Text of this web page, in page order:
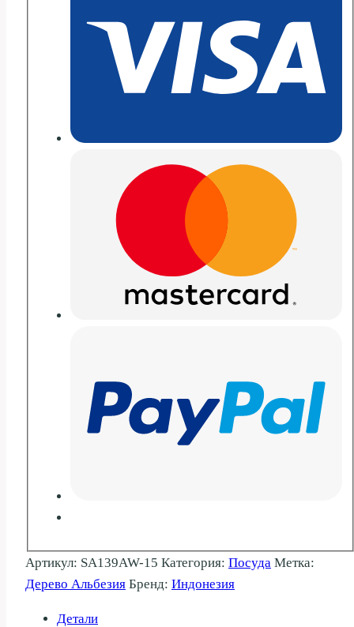
Артикул: SA139AW-15 Категория: Посуда Метка:
Дерево Альбезия Бренд: Индонезия
Детали